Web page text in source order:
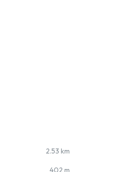
2.53 km
402 m